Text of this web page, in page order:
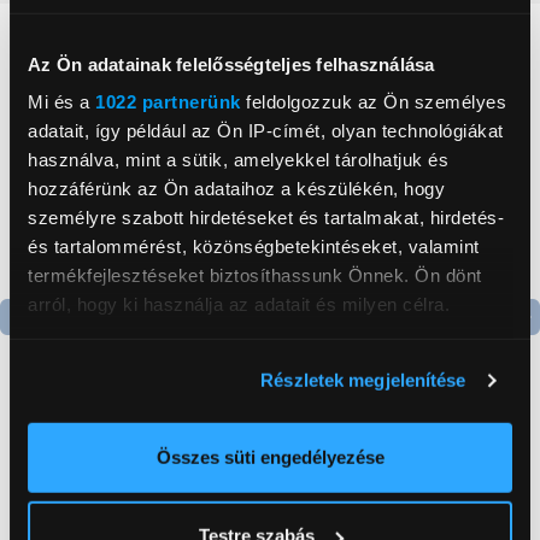
Az Ön adatainak felelősségteljes felhasználása
Mi és a 1022 partnerünk feldolgozzuk az Ön személyes
adatait, így például az Ön IP-címét, olyan technológiákat
használva, mint a sütik, amelyekkel tárolhatjuk és
hozzáférünk az Ön adataihoz a készülékén, hogy
személyre szabott hirdetéseket és tartalmakat, hirdetés-
és tartalommérést, közönségbetekintéseket, valamint
termékfejlesztéseket biztosíthassunk Önnek. Ön dönt
arról, hogy ki használja az adatait és milyen célra.
elhelyezkedéséről pár méteres pontossággal
Az Ön készülékén beazonosítása annak konkrét
Részletek megjelenítése
Összes süti engedélyezése
Testre szabás
by side hűtőszekrény
Alulfagyasztós